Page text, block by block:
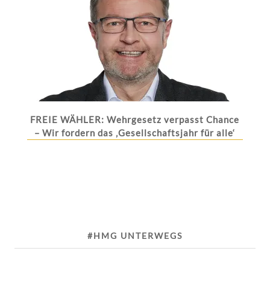
FREIE WÄHLER: Wehrgesetz verpasst Chance
– Wir fordern das ‚Gesellschaftsjahr für alle‘
#HMG UNTERWEGS